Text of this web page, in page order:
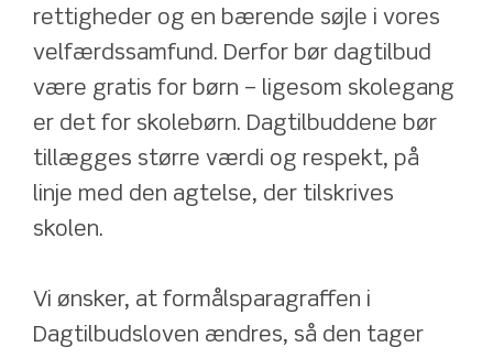
rettigheder og en bærende søjle i vores
velfærdssamfund. Derfor bør dagtilbud
være gratis for børn – ligesom skolegang
er det for skolebørn. Dagtilbuddene bør
tillægges større værdi og respekt, på
linje med den agtelse, der tilskrives
skolen.
Vi ønsker, at formålsparagraffen i
Dagtilbudsloven ændres, så den tager